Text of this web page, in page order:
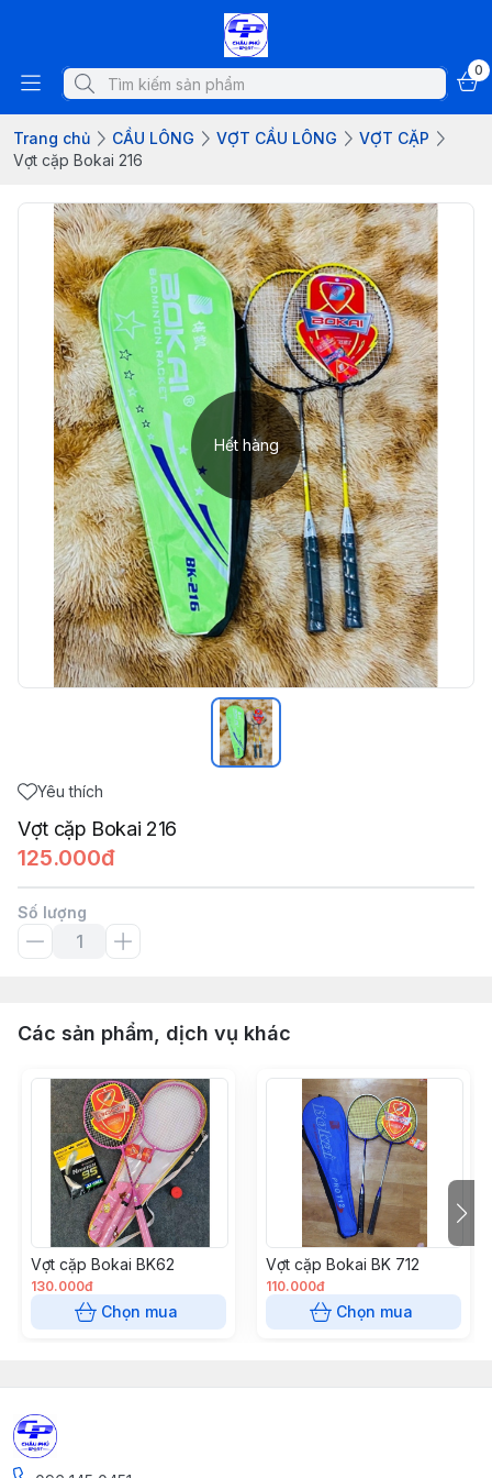
0
Trang chủ CẦU LÔNG VỢT CẦU LÔNG
VỢT CẶP
Vợt cặp Bokai 216
Hết hàng
Yêu thích
Vợt cặp Bokai 216
125.000đ
Số lượng
Các sản phẩm, dịch vụ khác
Vợt cặp Bokai BK62
130.000đ
Chọn mua
Vợt cặp Bokai BK 712
110.000đ
Chọn mua